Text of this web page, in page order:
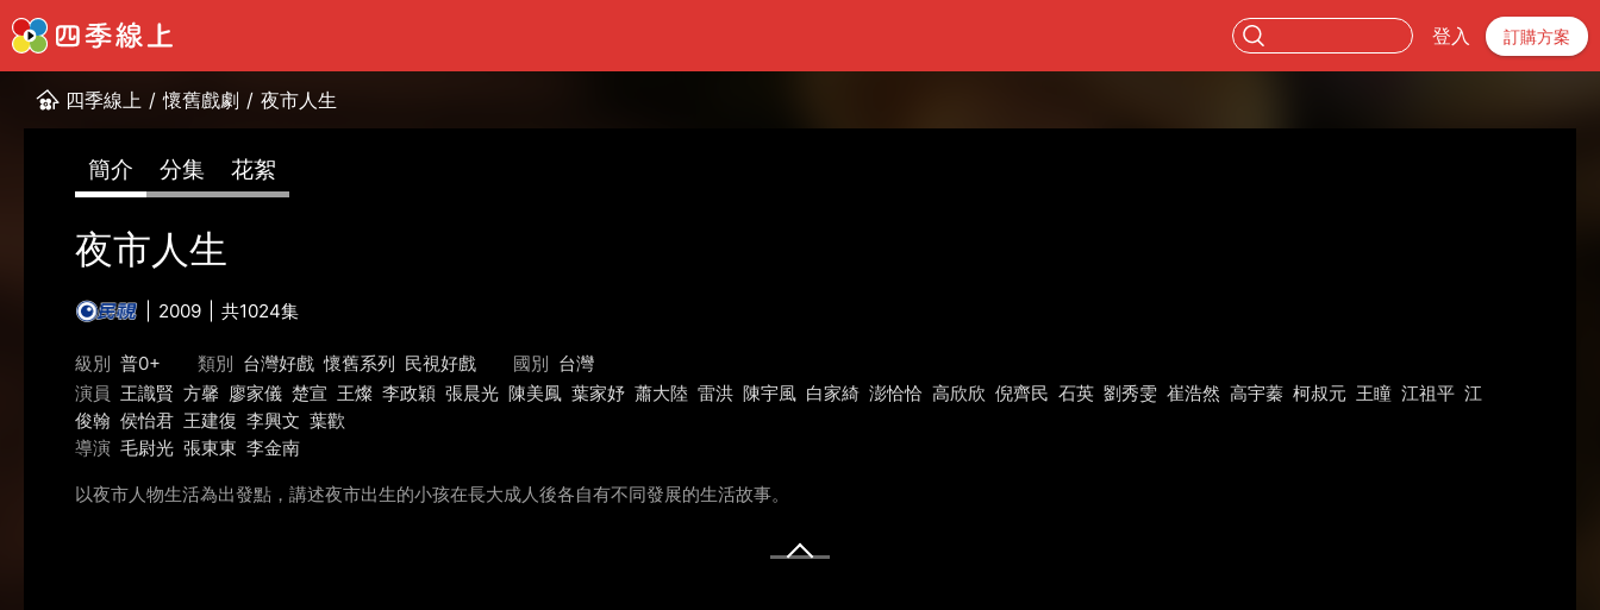
登入 訂購方案
四季線上 / 懷舊戲劇 / 夜市人生
簡介 分集 花絮
夜市人生
2009 共1024集
級別 普0+ 類別 台灣好戲 懷舊系列 民視好戲 國別 台灣
演員 王識賢 方馨 廖家儀 楚宣 王燦 李政穎 張晨光 陳美鳳 葉家妤 蕭大陸 雷洪 陳宇風 白家綺 澎恰恰 高欣欣 倪齊民 石英 劉秀雯 崔浩然 高宇蓁 柯叔元 王瞳 江祖平 江
俊翰 侯怡君 王建復 李興文 葉歡
導演 毛尉光 張東東 李金南
以夜市人物生活為出發點，講述夜市出生的小孩在長大成人後各自有不同發展的生活故事。